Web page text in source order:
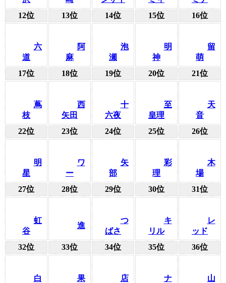
12位
13位 14位 15位 16位
六
道
阿
麻
泡
瀬
明
神
留
萌
17位
18位 19位 20位 21位
蔦
枝
西
矢田
十
六夜
至
皇理
天
音
22位
23位 24位 25位 26位
明
星
ワ
ー
矢
部
彩
理
木
場
27位
28位 29位 30位 31位
虹
谷
進
つ
ばさ
キ
リル
レ
ッド
32位
33位 34位 35位 36位
白
果
店
ナ
山